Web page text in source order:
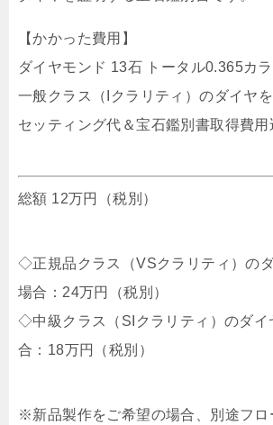
【かかった費用】
ダイヤモンド 13石 トータル0.365カラ
一般クラス（Iクラリティ）のダイヤ
セッティング代＆宝石鑑別書取得費用
総額 12万円（税別）
◇正規品クラス（VSクラリティ）の
場合：24万円（税別）
◇中級クラス（SIクラリティ）のダイ
合：18万円（税別）
※新品製作をご希望の場合、別途フロ